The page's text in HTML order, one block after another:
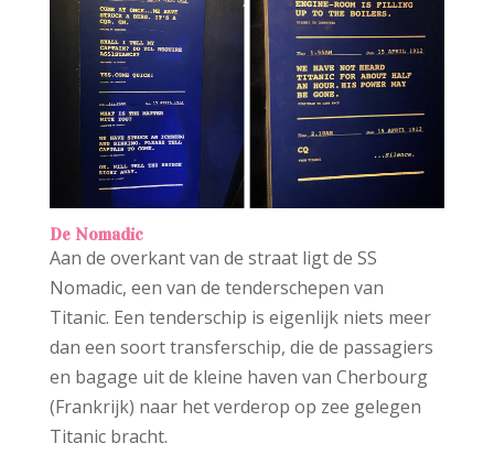
De Nomadic
Aan de overkant van de straat ligt de SS
Nomadic, een van de tenderschepen van
Titanic. Een tenderschip is eigenlijk niets meer
dan een soort transferschip, die de passagiers
en bagage uit de kleine haven van Cherbourg
(Frankrijk) naar het verderop op zee gelegen
Titanic bracht.